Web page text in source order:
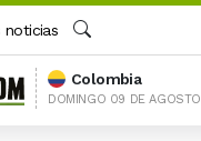
noticias
Buscar
Colombia
DOMINGO 09 DE AGOSTO